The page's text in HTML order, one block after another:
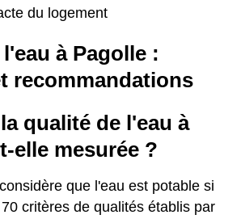
du logement
à Pagolle :
recommandations
qualité de l'eau à
elle mesurée ?
que l'eau est potable si
critères de qualités établis par